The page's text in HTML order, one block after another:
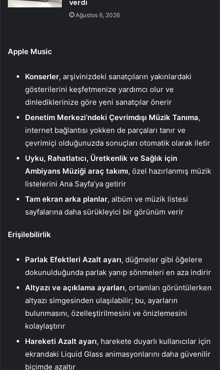
verdi
Ağustos 6, 2026
Apple Music
Konserler, arşivinizdeki sanatçıların yakınlardaki
gösterilerini keşfetmenize yardımcı olur ve
dinlediklerinize göre yeni sanatçılar önerir
Denetim Merkezi’ndeki Çevrimdışı Müzik Tanıma,
internet bağlantısı yokken de parçaları tanır ve
çevrimiçi olduğunuzda sonuçları otomatik olarak iletir
Uyku, Rahatlatıcı, Üretkenlik ve Sağlık için
Ambiyans Müziği araç takımı, özel hazırlanmış müzik
listelerini Ana Sayfa’ya getirir
Tam ekran arka planlar, albüm ve müzik listesi
sayfalarına daha sürükleyici bir görünüm verir
Erişilebilirlik
Parlak Efektleri Azalt ayarı, düğmeler gibi öğelere
dokunulduğunda parlak yanıp sönmeleri en aza indirir
Altyazı ve açıklama ayarları, ortamları görüntülerken
altyazı simgesinden ulaşılabilir; bu, ayarların
bulunmasını, özelleştirilmesini ve önizlemesini
kolaylaştırır
Hareketi Azalt ayarı, harekete duyarlı kullanıcılar için
ekrandaki Liquid Glass animasyonlarını daha güvenilir
biçimde azaltır